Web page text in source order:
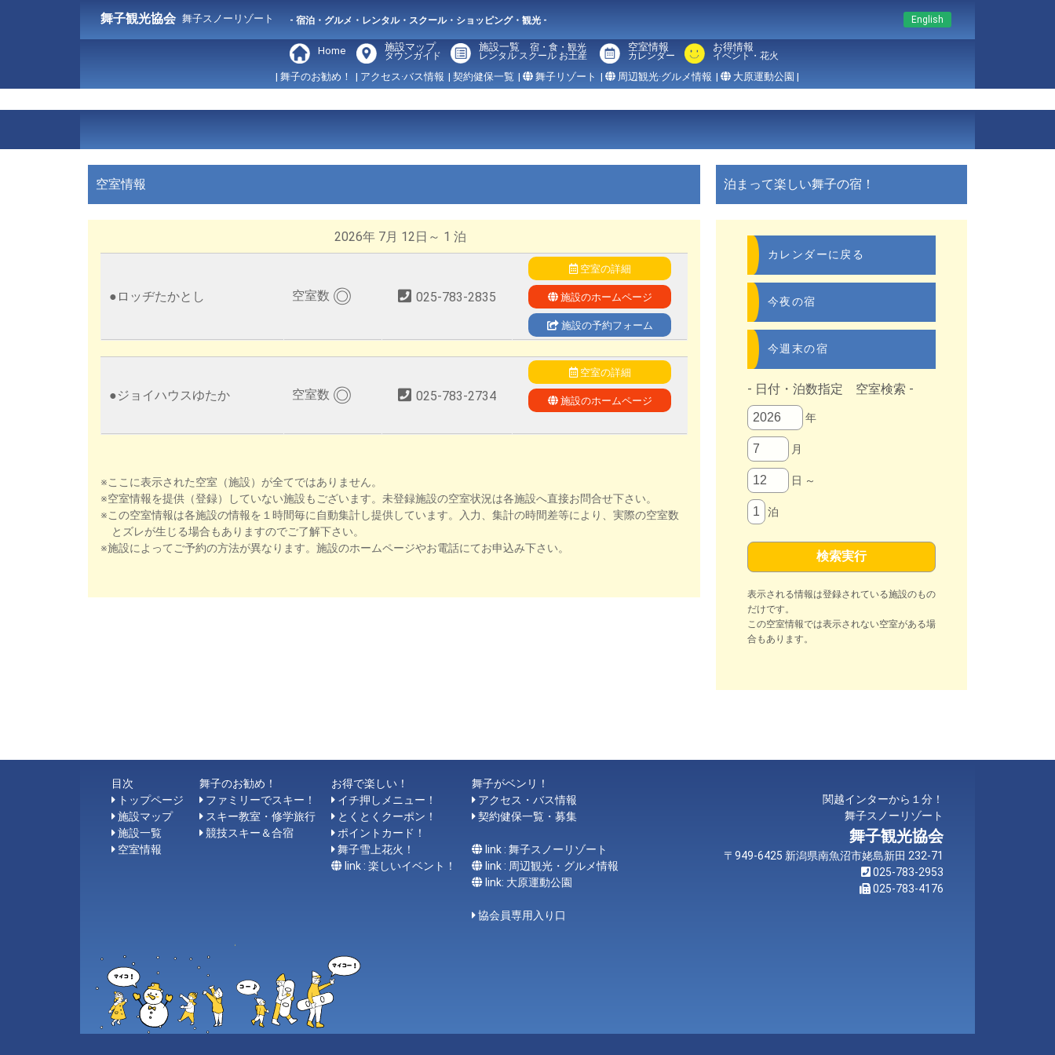
English
舞子観光協会 舞子スノーリゾート - 宿泊・グルメ・レンタル・スクール・ショッピング・観光 -
Home 施設マップ
タウンガイド
施設一覧 宿・食・観光
レンタル スクール お土産
空室情報
カレンダー
お得情報
イベント・花火
| 舞子のお勧め！ | アクセス·バス情報 | 契約健保一覧 | 舞子リゾート | 周辺観光·グルメ情報 | 大原運動公園 |
空室情報
2026年 7月 12日～ 1 泊
● ロッヂたかとし 空室数 ◎ 025-783-2835
空室の詳細
施設のホームページ
施設の予約フォーム
●ジョイハウスゆたか 空室数 ◎ 025-783-2734
空室の詳細
施設のホームページ
※ここに表示された空室（施設）が全てではありません。
※空室情報を提供（登録）していない施設もございます。未登録施設の空室状況は各施設へ直接お問合せ下さい。
※この空室情報は各施設の情報を１時間毎に自動集計し提供しています。入力、集計の時間差等により、実際の空室数
とズレが生じる場合もありますのでご了解下さい。
※施設によってご予約の方法が異なります。施設のホームページやお電話にてお申込み下さい。
泊まって楽しい舞子の宿！
カレンダーに戻る
今夜の宿
今週末の宿
- 日付・泊数指定 空室検索 -
年
月
日 ～
泊
表示される情報は登録されている施設のもの
だけです。
この空室情報では表示されない空室がある場
合もあります。
目次
トップページ
施設マップ
施設一覧
空室情報
舞子のお勧め！
ファミリーでスキー！
スキー教室・修学旅行
競技スキー＆合宿
お得で楽しい！
イチ押しメニュー！
とくとくクーポン！
ポイントカード！
舞子雪上花火！
link : 楽しいイベント！
舞子がベンリ！
アクセス・バス情報
契約健保一覧・募集
link : 舞子スノーリゾート
link : 周辺観光・グルメ情報
link: 大原運動公園
協会員専用入り口
関越インターから１分！
舞子スノーリゾート
舞子観光協会
〒949-6425 新潟県南魚沼市姥島新田 232-71
025-783-2953
025-783-4176